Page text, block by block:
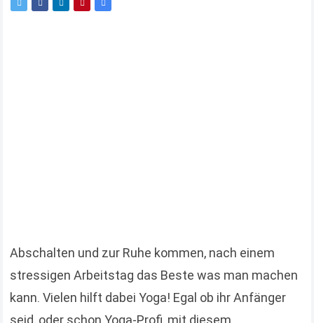
Abschalten und zur Ruhe kommen, nach einem
stressigen Arbeitstag das Beste was man machen
kann. Vielen hilft dabei Yoga! Egal ob ihr Anfänger
seid, oder schon Yoga-Profi, mit diesem